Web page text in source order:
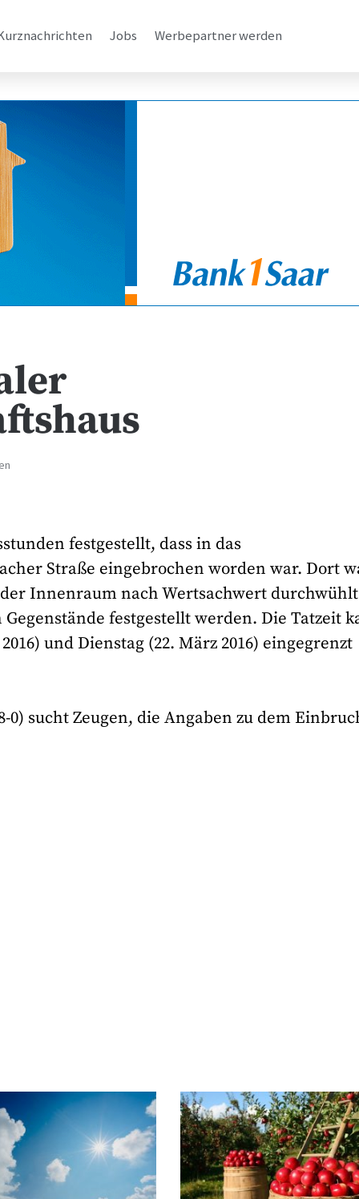
Jobs Werbepartner werden
festgestellt, dass in das
Straße eingebrochen worden war. Dort
Innenraum nach Wertsachwert durchwühlt
festgestellt werden. Die Tatzeit
und Dienstag (22. März 2016) eingegrenzt
0) sucht Zeugen, die Angaben zu dem